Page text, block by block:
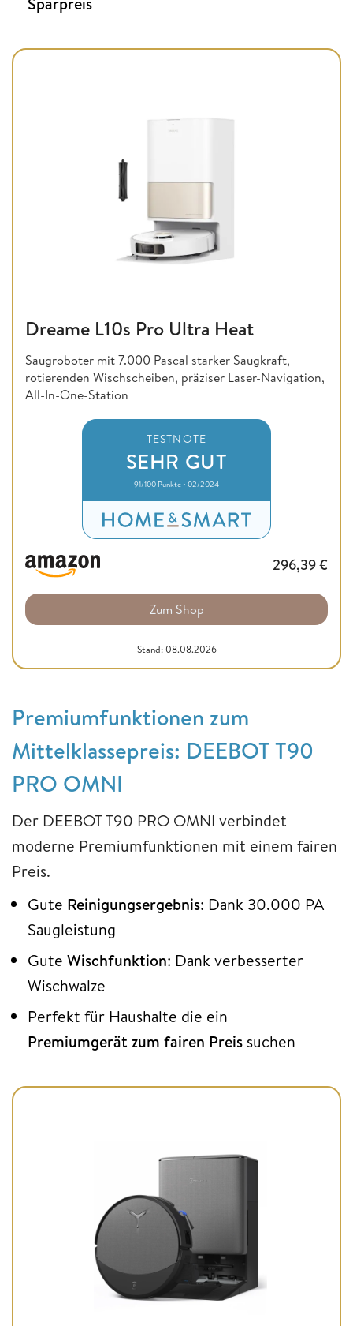
Dreame L10s Pro Ultra Heat
Saugroboter mit 7.000 Pascal starker Saugkraft,
rotierenden Wischscheiben, präziser Laser-Navigation,
All-In-One-Station
TESTNOTE
SEHR GUT
91/100 Punkte • 02/2024
296,39€
Zum Shop
Stand: 08.08.2026
Premiumfunktionen zum
Mittelklassepreis: DEEBOT T90
PRO OMNI
Der DEEBOT T90 PRO OMNI verbindet
moderne Premiumfunktionen mit einem fairen
Preis.
Gute Reinigungsergebnis: Dank 30.000 PA
Saugleistung
Gute Wischfunktion: Dank verbesserter
Wischwalze
Perfekt für Haushalte die ein
Premiumgerät zum fairen Preis suchen